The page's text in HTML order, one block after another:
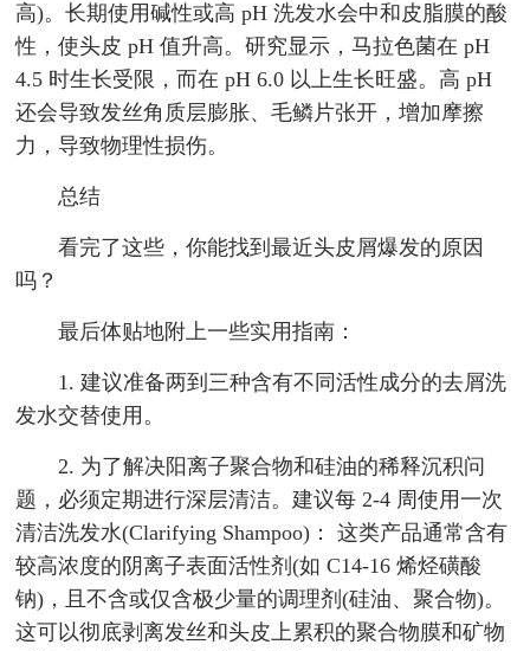
高)。长期使用碱性或高 pH 洗发水会中和皮脂膜的酸
性，使头皮 pH 值升高。研究显示，马拉色菌在 pH
4.5 时生长受限，而在 pH 6.0 以上生长旺盛。高 pH
还会导致发丝角质层膨胀、毛鳞片张开，增加摩擦
力，导致物理性损伤。
总结
看完了这些，你能找到最近头皮屑爆发的原因
吗？
最后体贴地附上一些实用指南：
1. 建议准备两到三种含有不同活性成分的去屑洗
发水交替使用。
2. 为了解决阳离子聚合物和硅油的稀释沉积问
题，必须定期进行深层清洁。建议每 2-4 周使用一次
清洁洗发水(Clarifying Shampoo)： 这类产品通常含有
较高浓度的阴离子表面活性剂(如 C14-16 烯烃磺酸
钠)，且不含或仅含极少量的调理剂(硅油、聚合物)。
这可以彻底剥离发丝和头皮上累积的聚合物膜和矿物